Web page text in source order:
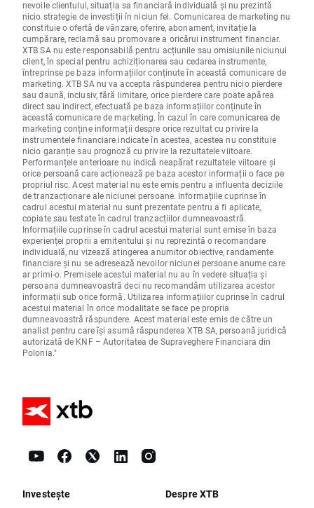
nevoile clientului, situația sa financiară individuală și nu prezintă
nicio strategie de investiții în niciun fel. Comunicarea de marketing nu
constituie o ofertă de vânzare, oferire, abonament, invitație la
cumpărare, reclamă sau promovare a oricărui instrument financiar.
XTB SA nu este responsabilă pentru acțiunile sau omisiunile niciunui
client, în special pentru achiziționarea sau cedarea instrumente,
întreprinse pe baza informațiilor conținute în această comunicare de
marketing. XTB SA nu va accepta răspunderea pentru nicio pierdere
sau daună, inclusiv, fără limitare, orice pierdere care poate apărea
direct sau indirect, efectuată pe baza informațiilor conținute în
această comunicare de marketing. În cazul în care comunicarea de
marketing conține informații despre orice rezultat cu privire la
instrumentele financiare indicate în acestea, acestea nu constituie
nicio garanție sau prognoză cu privire la rezultatele viitoare.
Performanțele anterioare nu indică neapărat rezultatele viitoare și
orice persoană care acționează pe baza acestor informații o face pe
propriul risc. Acest material nu este emis pentru a influenta deciziile
de tranzacționare ale niciunei persoane. Informațiile cuprinse în
cadrul acestui material nu sunt prezentate pentru a fi aplicate,
copiate sau testate în cadrul tranzacțiilor dumneavoastră.
Informațiile cuprinse în cadrul acestui material sunt emise în baza
experienței proprii a emitentului și nu reprezintă o recomandare
individuală, nu vizează atingerea anumitor obiective, randamente
financiare și nu se adresează nevoilor niciunei persoane anume care
ar primi-o. Premisele acestui material nu au în vedere situația și
persoana dumneavoastră deci nu recomandăm utilizarea acestor
informații sub orice formă. Utilizarea informațiilor cuprinse în cadrul
acestui material în orice modalitate se face pe propria
dumneavoastră răspundere. Acest material este emis de către un
analist pentru care își asumă răspunderea XTB SA, persoană juridică
autorizată de KNF – Autoritatea de Supraveghere Financiara din
Polonia."
Investește Despre XTB